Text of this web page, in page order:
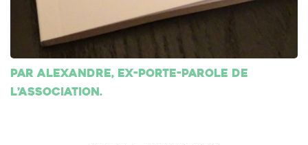
Par Alexandre, ex-porte-parole de
l’association.